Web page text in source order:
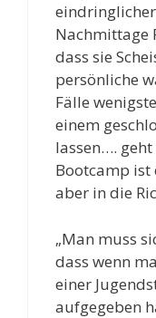
Nachmittage
dass sie
persönliche
Fälle
einem
lassen….
Bootcamp ist
aber in die
„Man muss
dass wenn
einer
aufgegeben